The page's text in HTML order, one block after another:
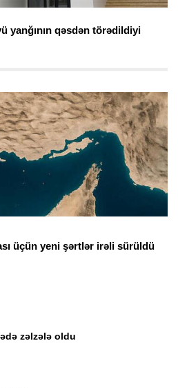
yanğının qəsdən törədildiyi
üçün yeni şərtlər irəli sürüldü
zəlzələ oldu